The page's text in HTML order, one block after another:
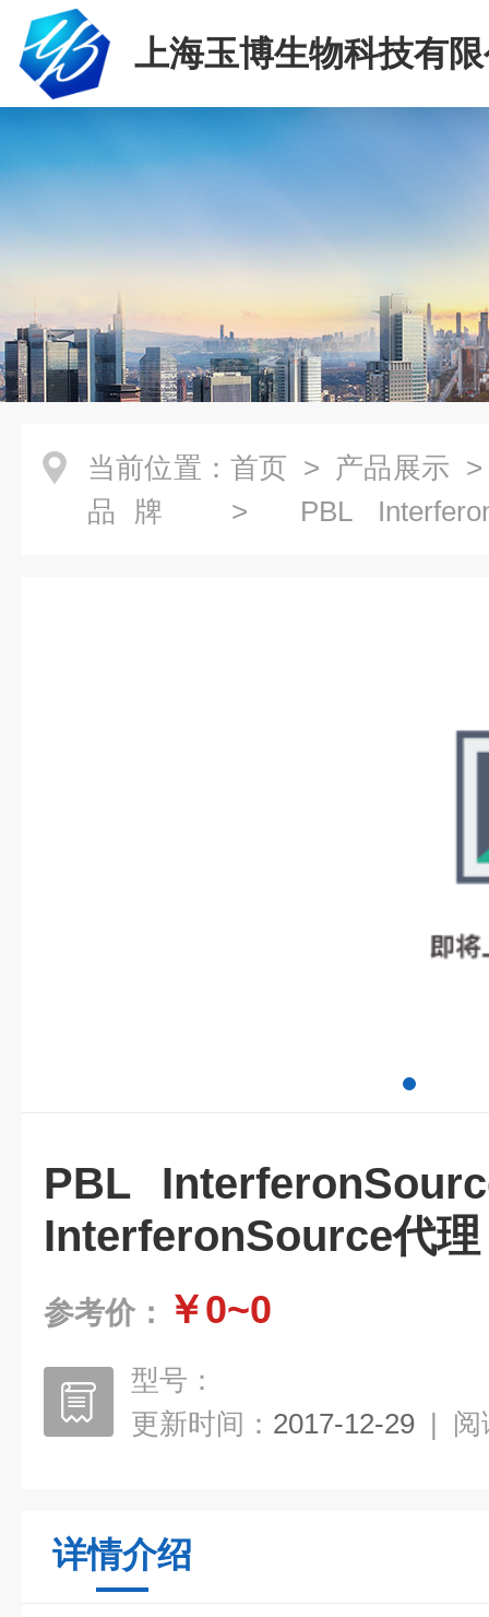
上海玉博生物科技有
当前位置： 首页 > 产品展示
品牌
> PBL
PBL
InterferonSource代理
参考价： ￥0~0
型号：
更新时间： 2017-12-29 | 阅
详情介绍